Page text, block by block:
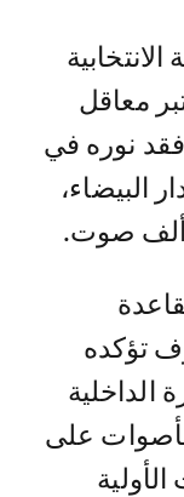
معاقل
فقد نوره في
البيضاء،
تؤكده
الداخلية
على